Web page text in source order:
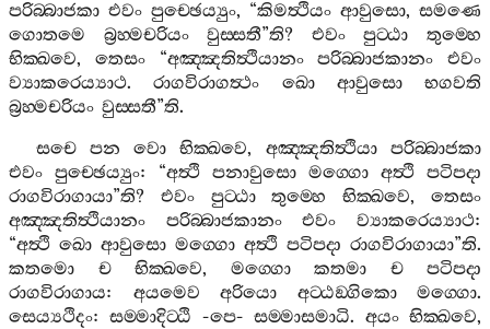
පරිබ‍්බාජකා එවං පුච‍්ඡෙය්‍යුං, “කිමත්‍ථියං ආවුසො, සමණෙ
ගොතමෙ
බ්‍රහ‍්මචරියං වුස‍්සතී”ති? එවං පුට‍්ඨා
තුම‍්හෙ
භික‍්ඛවෙ, තෙසං“අඤ‍්ඤතිත්‍ථියානං පරිබ‍්බාජකානං
එවං
ව්‍යාකරෙය්‍යාථ.රාගවිරාගත්‍ථං ඛො ආවුසො
භගවති
බ්‍රහ‍්මචරියං වුස‍්සතී”ති.
සචෙ
පන වො භික‍්ඛවෙ, අඤ‍්ඤතිත්‍ථියා
පරිබ‍්බාජකා
එවං පුච‍්ඡෙය්‍යුං: “අත්‍ථි පනාවුසො මග‍්ගො අත්‍ථි පටිපදා
රාගවිරාගායා”ති? එවං පුට‍්ඨා තුම‍්හෙ භික‍්ඛවෙ,තෙසං
අඤ‍්ඤතිත්‍ථියානං
පරිබ‍්බාජකානං එවං ව්‍යාකරෙය්‍යාථ:
“අත්‍ථි ඛො ආවුසො මග‍්ගො අත්‍ථි පටිපදා රාගවිරාගායා”ති.
කතමො
ච භික‍්ඛවෙ, මග‍්ගො කතමා ච
පටිපදා
රාගවිරාගාය: අයමෙව අරියො අට‍්ඨඞ‍්ගිකො මග‍්ගො.
සෙය්‍යථිදං:සම‍්මාදිට‍්ඨි -පෙ-සම‍්මාසමාධි. අයං භික‍්ඛවෙ,